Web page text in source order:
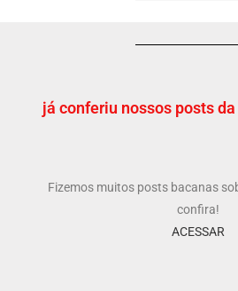
já conferiu nossos posts
Fizemos muitos posts bacanas
confira!
ACESSAR